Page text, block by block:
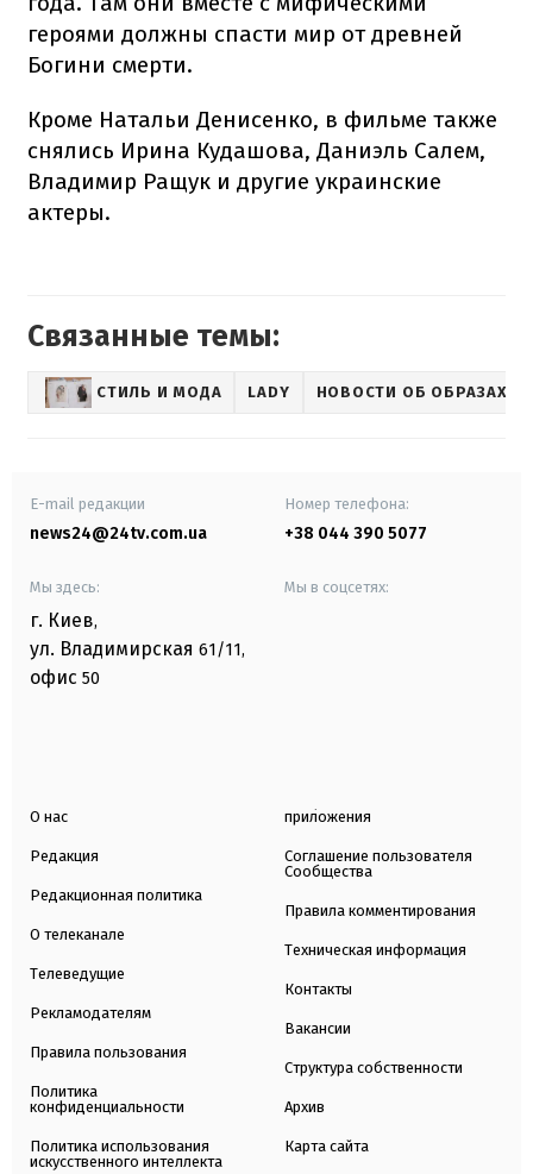
героями должны спасти мир от древней
Богини смерти.
Кроме Натальи Денисенко, в фильме также
снялись Ирина Кудашова, Даниэль Салем,
Владимир Ращук и другие украинские
актеры.
Связанные темы:
СТИЛЬ И МОДА LADY НОВОСТИ ОБ ОБРАЗАХ
E-mail редакции
news24@24tv.com.ua
Номер телефона:
+38 044 390 5077
Мы здесь:
г. Киев,
ул. Владимирская 61/11,
офис 50
Мы в соцсетях:
О нас
Редакция
Редакционная политика
О телеканале
Телеведущие
Рекламодателям
Правила пользования
Политика
конфиденциальности
Политика использования
искусственного интеллекта
приложения
Соглашение пользователя
Сообщества
Правила комментирования
Техническая информация
Контакты
Вакансии
Структура собственности
Архив
Карта сайта